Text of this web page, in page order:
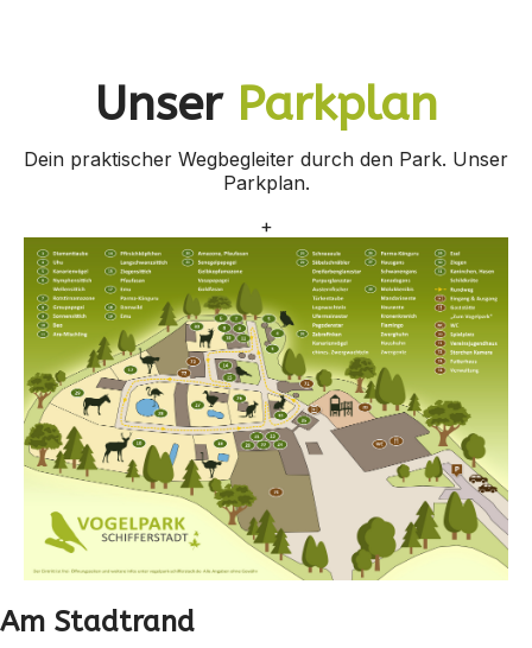
Unser Parkplan
Dein praktischer Wegbegleiter durch den Park. Unser
Parkplan.
+
Am Stadtrand